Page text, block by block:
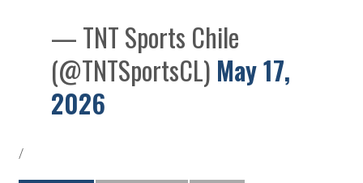
— TNT Sports Chile
(@TNTSportsCL) May 17,
2026
/